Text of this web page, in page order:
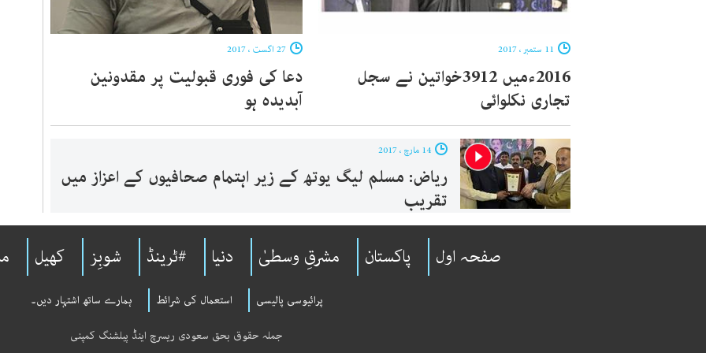
2016ءمیں 3912خواتین نے سجل
تجاری نکلوائی
دعا کی فوری قبولیت پر مقدونین
آبدیدہ ہو
ریاض: مسلم لیگ یوتھ کے زیر اہتمام صحافیوں کے اعزاز میں
تقریب
صفحہ اول پاکستان مشرقِ وسطیٰ دنیا #ٹرینڈ شوبِز کھیل
پرائیوسی پالیسی استعمال کی شرائط ہمارے ساتھ اشتہار دیں۔
جملہ حقوق بحق سعودی ریسرچ اینڈ پبلشنگ کمپنی